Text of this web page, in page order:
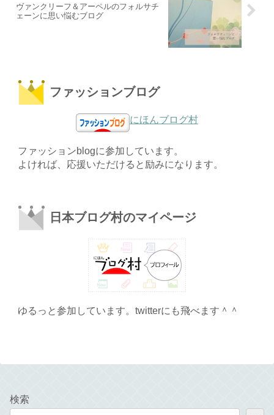
ヴァンクリーフ＆アーペルのフォルサチ
ェーンに思い悩むブログ
ファッションブログ
にほんブログ村
ファッションblogに参加しています。
よければ、応援いただけると励みになります。
日本ブログ村のマイページ
ゆるっと参加しています。twitterにも飛べます＾＾
検索